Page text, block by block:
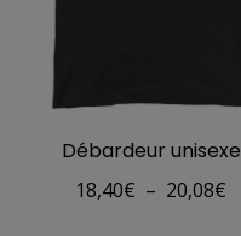
Débardeur unisexe
18,40€ – 20,08€